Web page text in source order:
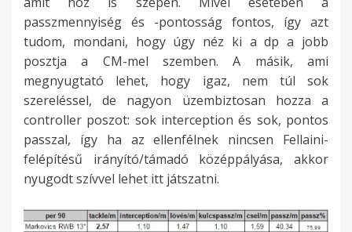
passzmennyiség és -pontosság fontos, így azt
tudom, mondani, hogy úgy néz ki a dp a jobb
posztja a CM-mel szemben. A másik, ami
megnyugtató lehet, hogy igaz, nem túl sok
szereléssel, de nagyon üzembiztosan hozza a
controller poszot: sok interception és sok, pontos
passzal, így ha az ellenfélnek nincsen Fellaini-
felépítésű irányító/támadó középpályása, akkor
nyugodt szívvel lehet itt játszatni.